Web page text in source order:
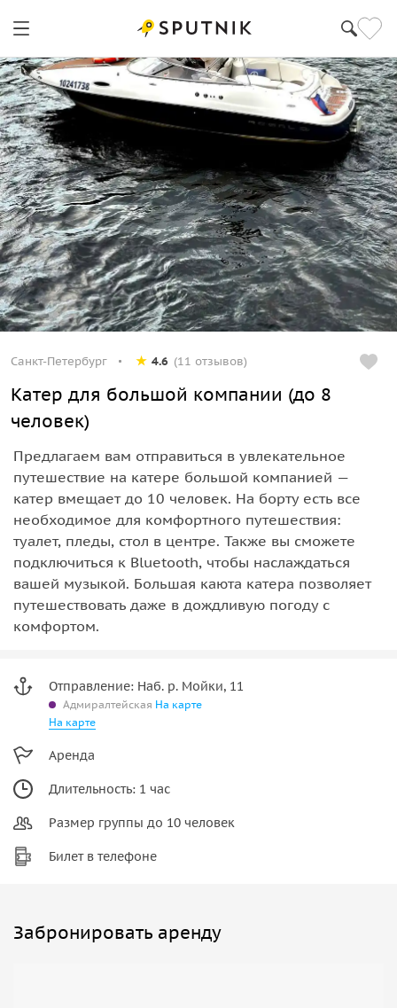
Санкт-Петербург 4.6 (11 отзывов)
Катер для большой компании (до 8
человек)
Предлагаем вам отправиться в увлекательное
путешествие на катере большой компанией —
катер вмещает до 10 человек. На борту есть все
необходимое для комфортного путешествия:
туалет, пледы, стол в центре. Также вы сможете
подключиться к Bluetooth, чтобы наслаждаться
вашей музыкой. Большая каюта катера позволяет
путешествовать даже в дождливую погоду с
комфортом.
Отправление: Наб. р. Мойки, 11
Адмиралтейская На карте
На карте
Аренда
Длительность: 1 час
Размер группы до 10 человек
Билет в телефоне
Забронировать аренду